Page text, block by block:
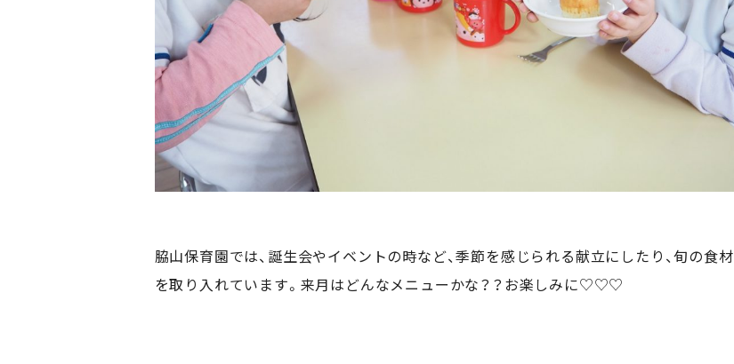
脇山保育園では、誕生会やイベントの時など、季節を感じられる献立にしたり、旬の食材
を取り入れています。来月はどんなメニューかな？？お楽しみに♡♡♡